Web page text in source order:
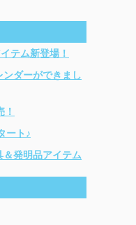
テム新登場！
ンダーができまし
ート♪
発明品アイテム